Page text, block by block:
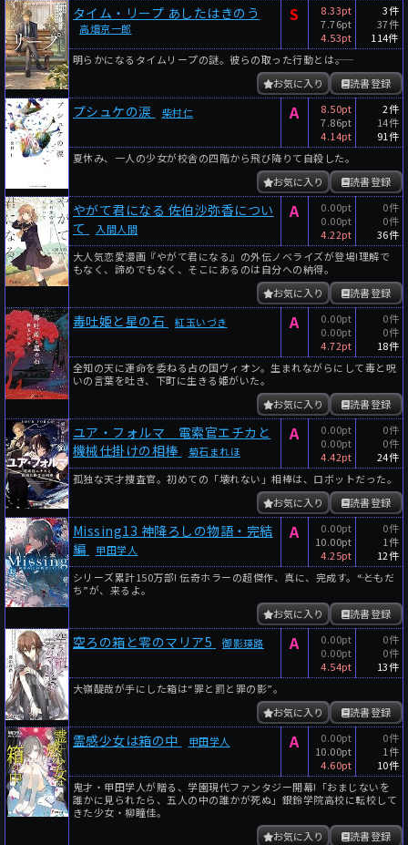
年代
年代と月の範囲
年
月
～
月
細かく検索
絞り込みリセット
タイム・リープ あしたはきのう
高畑京一郎
S
8.33pt
7.76pt
4.53pt
3件
37件
114件
明らかになるタイムリープの謎。彼らの取った行動とは――。
読書登録
お気に入り
プシュケの涙 柴村仁 A
8.50pt
7.86pt
4.14pt
2件
14件
91件
夏休み、一人の少女が校舎の四階から飛び降りて自殺した。
読書登録
お気に入り
やがて君になる 佐伯沙弥香につい
て
入間人間
A
0.00pt
0.00pt
4.22pt
0件
0件
36件
大人気恋愛漫画『やがて君になる』の外伝ノベライズが登場!理解で
もなく、諦めでもなく、そこにあるのは自分への納得。
読書登録
お気に入り
毒吐姫と星の石 紅玉いづき A
0.00pt
0.00pt
4.72pt
0件
0件
18件
全知の天に運命を委ねる占の国ヴィオン。生まれながらにして毒と呪
いの言葉を吐き、下町に生きる姫がいた。
読書登録
お気に入り
ユア・フォルマ 電索官エチカと
機械仕掛けの相棒
菊石まれほ
A
0.00pt
0.00pt
4.42pt
0件
0件
24件
孤独な天才捜査官。初めての「壊れない」相棒は、ロボットだった。
読書登録
お気に入り
Missing13 神降ろしの物語・完結
編
甲田学人
A
0.00pt
10.00pt
4.25pt
0件
1件
12件
シリーズ累計150万部! 伝奇ホラーの超傑作、真に、完成す。――“ともだ
ち”が、来るよ。
読書登録
お気に入り
空ろの箱と零のマリア5 御影瑛路 A
0.00pt
0.00pt
4.54pt
0件
0件
13件
大嶺醍哉が手にした箱は“罪と罰と罪の影”。
読書登録
お気に入り
霊感少女は箱の中 甲田学人 A
0.00pt
10.00pt
4.60pt
0件
1件
10件
鬼才・甲田学人が贈る、学園現代ファンタジー開幕!「おまじないを
誰かに見られたら、五人の中の誰かが死ぬ」銀鈴学院高校に転校して
きた少女・柳瞳佳。
読書登録
お気に入り